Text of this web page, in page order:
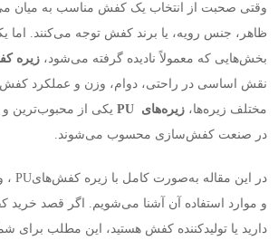
وقتی صحبت از انتخاب یک کفش مناسب به میان
ظاهر، جنس رویه، یا برند کفش توجه می‌کنند. اما
بخش‌هایی که معمولاً نادیده گرفته می‌شود، زیره
نقش اساسی در راحتی، دوام، وزن و عملکرد کفش
مختلف زیره‌ها، زیره‌های PU یکی از محبوب‌ترین و
در صنعت کفش‌سازی محسوب می‌شوند.
در این مقاله به‌صورت کامل با زیره کفش‌هایPU ،
و موارد استفاده آن آشنا می‌شویم. اگر قصد
دارید یا تولیدکننده کفش هستید، این مطلب برای